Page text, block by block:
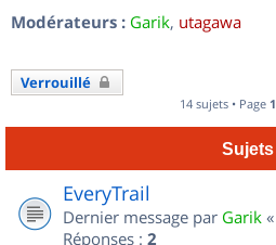
Modérateurs : Garik, utagawa
Verrouillé
14 sujets • Page 1
Sujets
EveryTrail
Dernier message par Garik «
Réponses : 2